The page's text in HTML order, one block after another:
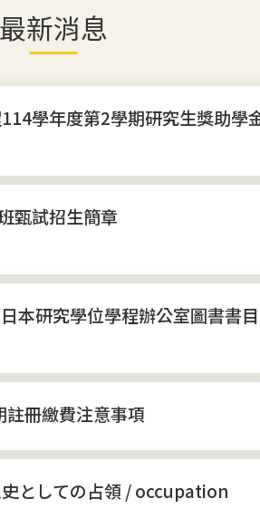
最新消息
學年度第2學期研究生獎助學
甄試招生簡章
本研究學位學程辦公室圖書書目
冊繳費注意事項
史としての占領 / occupation